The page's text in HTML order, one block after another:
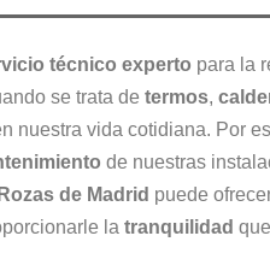
técnico experto para la
se trata de termos,
nuestra vida cotidiana. Por
de nuestras
de Madrid puede
la tranquilidad